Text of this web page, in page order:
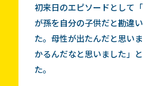
初来日のエピソードとして
が孫を自分の子供だと勘違
た。母性が出たんだと思い
かるんだなと思いました」
た。